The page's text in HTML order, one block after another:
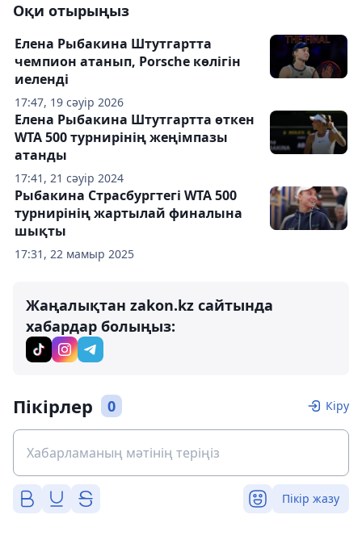
Оқи отырыңыз
17:47, 19 сәуір 2026
Елена Рыбакина Штутгартта
чемпион атанып, Porsche көлігін
иеленді
17:41, 21 сәуір 2024
Елена Рыбакина Штутгартта өткен
WTA 500 турнирінің жеңімпазы
атанды
17:31, 22 мамыр 2025
Рыбакина Страсбургтегі WTA 500
турнирінің жартылай финалына
шықты
Жаңалықтан zakon.kz сайтында
хабардар болыңыз:
Пікірлер 0 Кіру
Пікір жазу